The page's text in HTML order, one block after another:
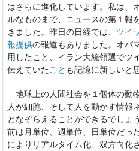
はさらに進化しています。私は、
ルなものまで、ニュースの第１報
きました。昨日の日経では、 ツイ
報提供の報道もありました。オバ
用したこと、イラン大統領選でツ
伝えていたこと も記憶に新しいと
地球上の人間社会を１個体の動
人が細胞、そして人を動かす情報
となぞらえることができるでしょ
前は月単位、週単位、日単位だっ
によりリアルタイム化、双方向化